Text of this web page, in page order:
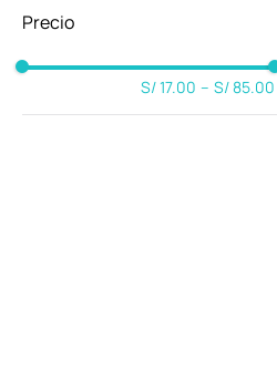
S/ 17.00 – S/ 85.00
4.